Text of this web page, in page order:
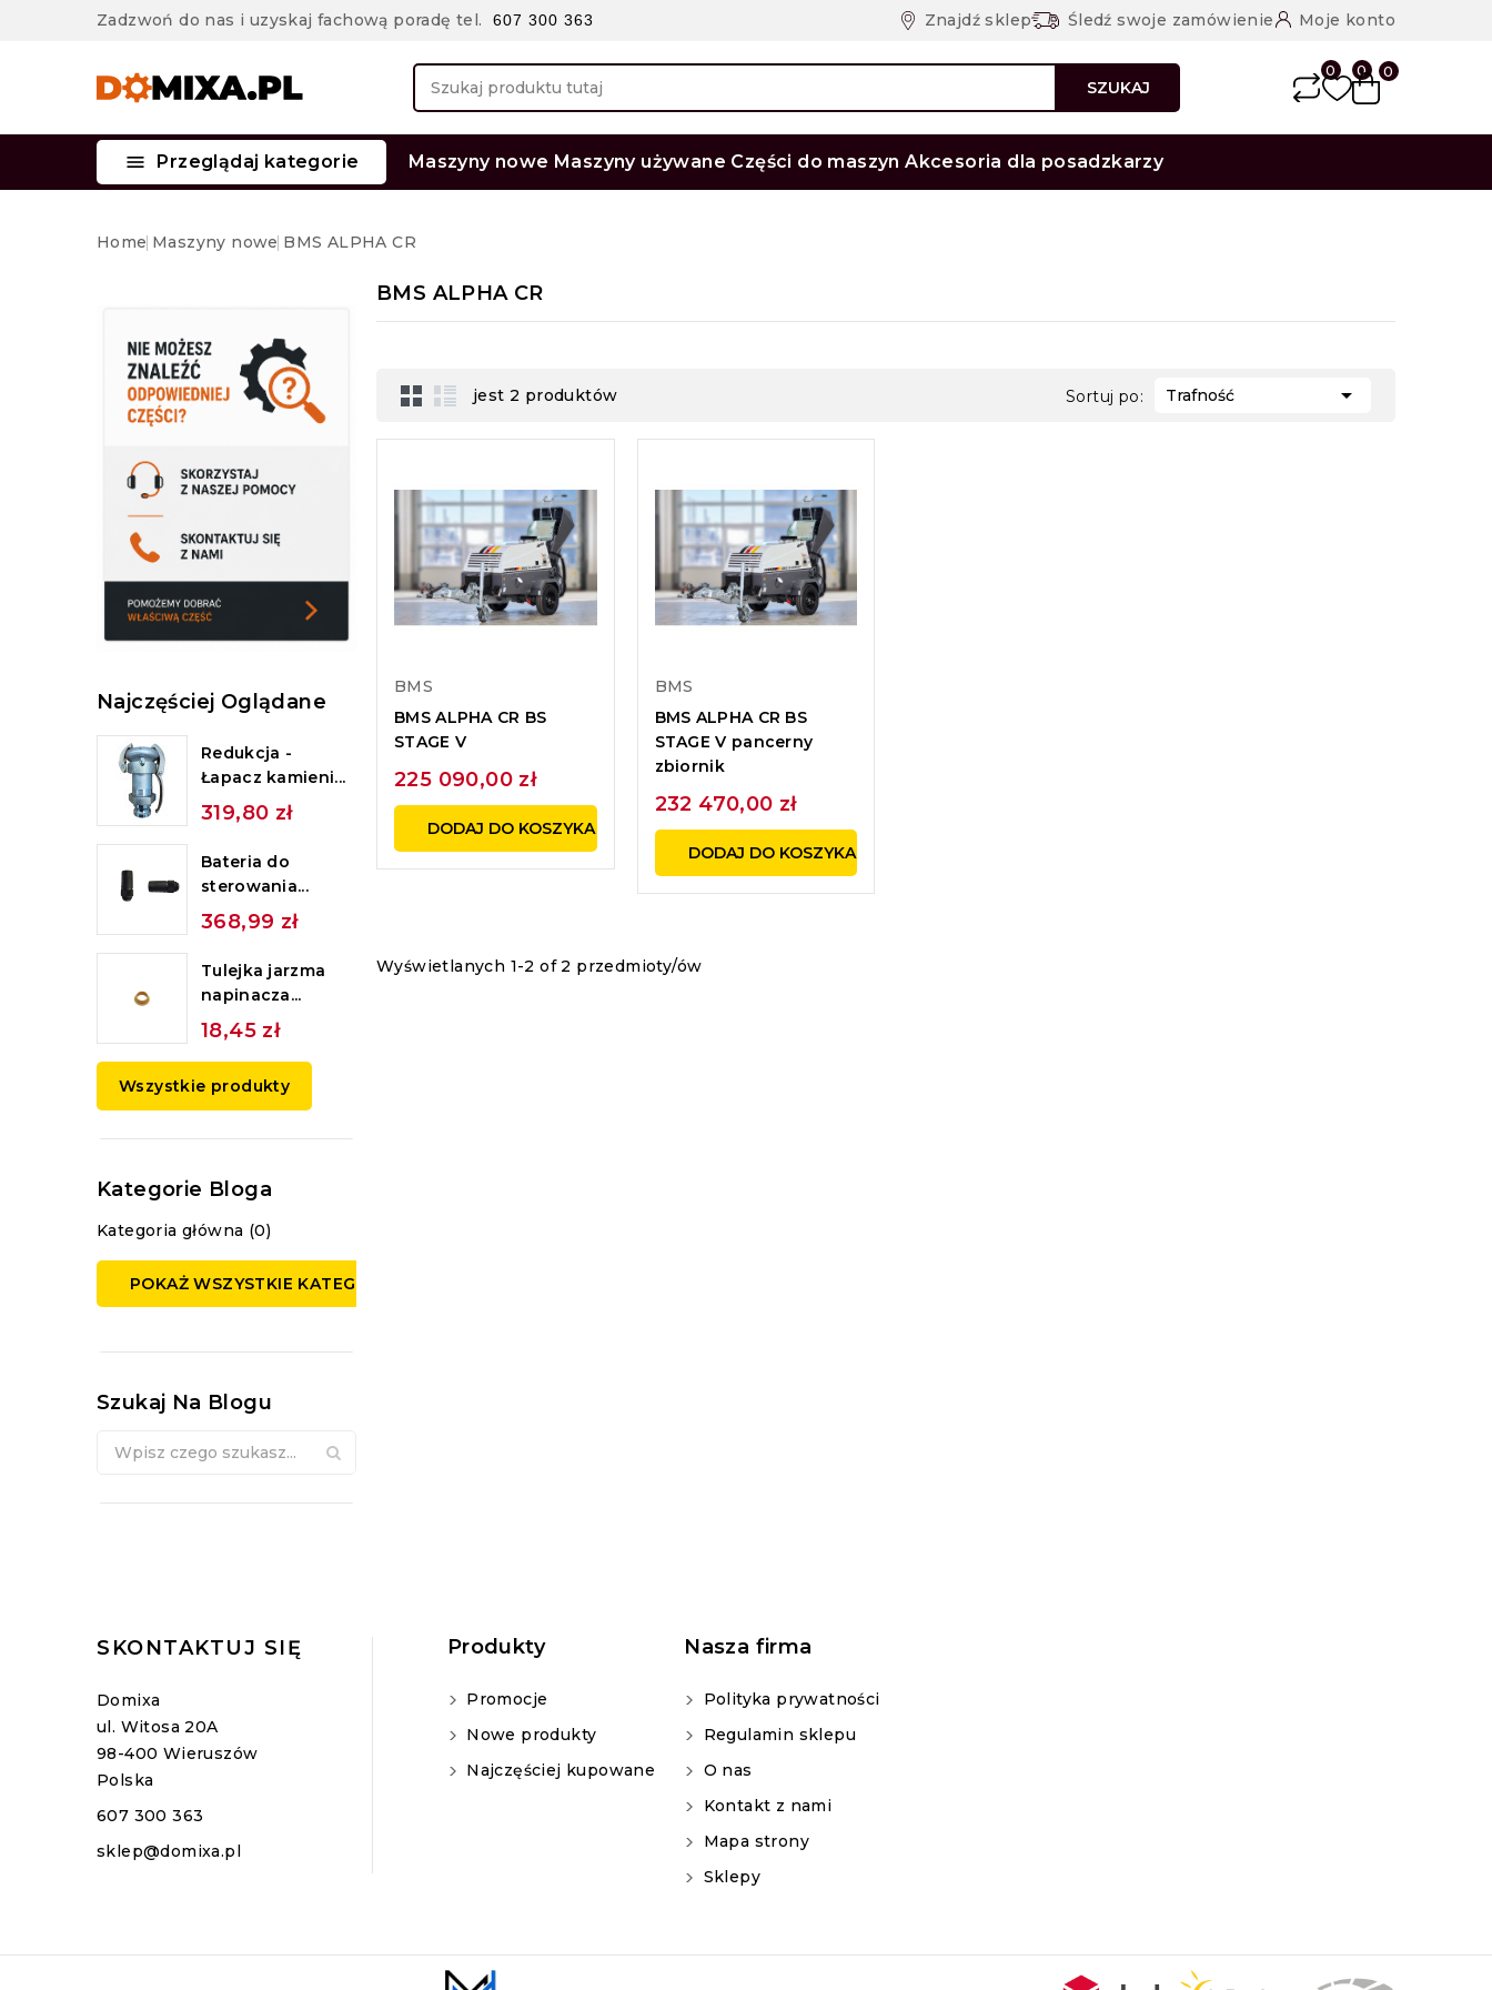
Zadzwoń do nas i uzyskaj fachową poradę tel. 607 300 363 Znajdź sklep Śledź swoje zamówienie Moje konto
SZUKAJ
0 0 0
 Przeglądaj kategorie Maszyny nowe Maszyny używane Części do maszyn Akcesoria dla posadzkarzy
Home Maszyny nowe BMS ALPHA CR
Najczęściej Oglądane
Redukcja -
Łapacz kamieni...
319,80 zł
Bateria do
sterowania...
368,99 zł
Tulejka jarzma
napinacza...
18,45 zł
Wszystkie produkty
Kategorie Bloga
Kategoria główna (0)
POKAŻ WSZYSTKIE KATEGORIE
Szukaj Na Blogu
BMS ALPHA CR
jest 2 produktów Sortuj po: Trafność 
BMS
BMS ALPHA CR BS
STAGE V
225 090,00 zł
DODAJ DO KOSZYKA
BMS
BMS ALPHA CR BS
STAGE V pancerny
zbiornik
232 470,00 zł
DODAJ DO KOSZYKA
Wyświetlanych 1-2 of 2 przedmioty/ów
SKONTAKTUJ SIĘ
Domixa
ul. Witosa 20A
98-400 Wieruszów
Polska
607 300 363
sklep@domixa.pl
Produkty
Promocje
Nowe produkty
Najczęściej kupowane
Nasza firma
Polityka prywatności
Regulamin sklepu
O nas
Kontakt z nami
Mapa strony
Sklepy